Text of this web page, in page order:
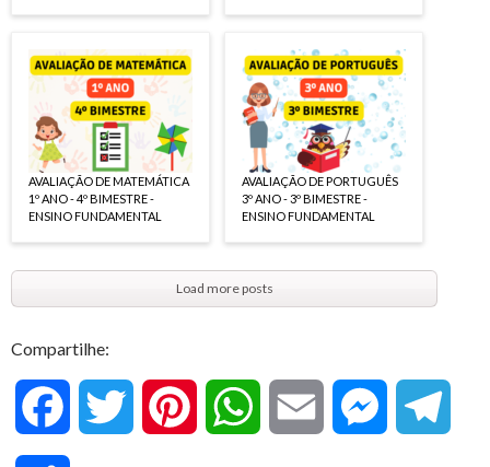
AVALIAÇÃO DE MATEMÁTICA
1º ANO - 4º BIMESTRE -
ENSINO FUNDAMENTAL
AVALIAÇÃO DE PORTUGUÊS
3º ANO - 3º BIMESTRE -
ENSINO FUNDAMENTAL
Load more posts
Compartilhe:
W